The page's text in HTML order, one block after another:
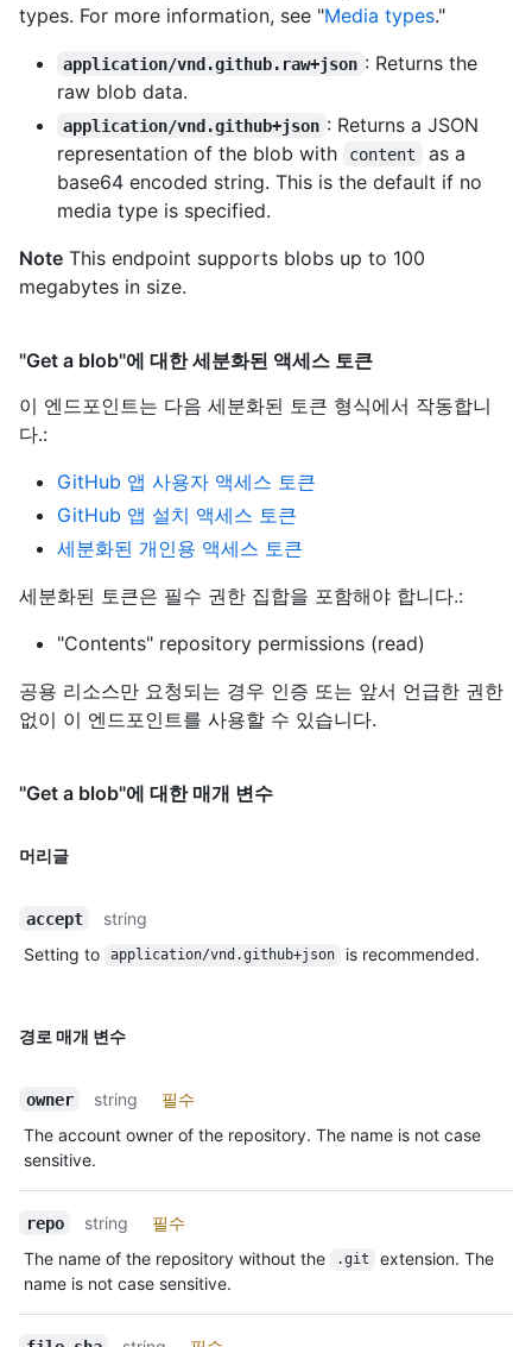
types. For more information, see "Media types."
application/vnd.github.raw+json : Returns the
raw blob data.
application/vnd.github+json : Returns a JSON
representation of the blob with
content
as a
base64 encoded string. This is the default if no
media type is specified.
Note This endpoint supports blobs up to 100
megabytes in size.
"Get a blob"에 대한 세분화된 액세스 토큰
이 엔드포인트는 다음 세분화된 토큰 형식에서 작동합니
다.:
GitHub 앱 사용자 액세스 토큰
GitHub 앱 설치 액세스 토큰
세분화된 개인용 액세스 토큰
세분화된 토큰은 필수 권한 집합을 포함해야 합니다.:
"Contents" repository permissions (read)
공용 리소스만 요청되는 경우 인증 또는 앞서 언급한 권한
없이 이 엔드포인트를 사용할 수 있습니다.
"Get a blob"에 대한 매개 변수
머리글
accept
string
Setting to
application/vnd.github+json is recommended.
경로 매개 변수
owner string
필수
The account owner of the repository. The name is not case
sensitive.
repo string
필수
The name of the repository without the
.git
extension. The
name is not case sensitive.